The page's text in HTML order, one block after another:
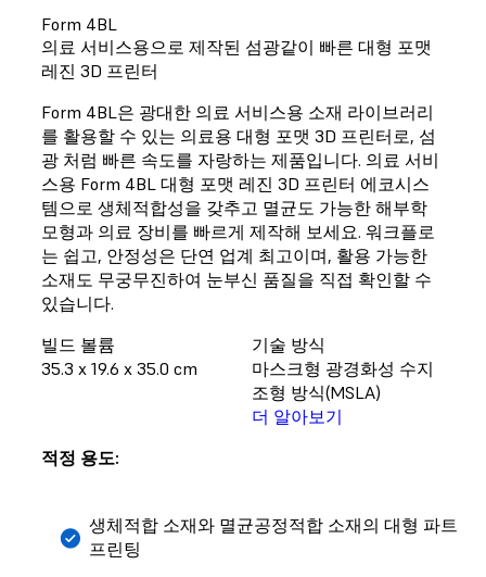
Form 4BL
의료 서비스용으로 제작된 섬광같이 빠른 대형 포맷
레진 3D 프린터
Form 4BL은 광대한 의료 서비스용 소재 라이브러리
를 활용할 수 있는 의료용 대형 포맷 3D 프린터로, 섬
광 처럼 빠른 속도를 자랑하는 제품입니다. 의료 서비
스용 Form 4BL 대형 포맷 레진 3D 프린터 에코시스
템으로 생체적합성을 갖추고 멸균도 가능한 해부학
모형과 의료 장비를 빠르게 제작해 보세요. 워크플로
는 쉽고, 안정성은 단연 업계 최고이며, 활용 가능한
소재도 무궁무진하여 눈부신 품질을 직접 확인할 수
있습니다.
빌드 볼륨
35.3 x 19.6 x 35.0 cm
기술 방식
마스크형 광경화성 수지
조형 방식(MSLA)
더 알아보기
적정 용도:
생체적합 소재와 멸균공정적합 소재의 대형 파트
프린팅